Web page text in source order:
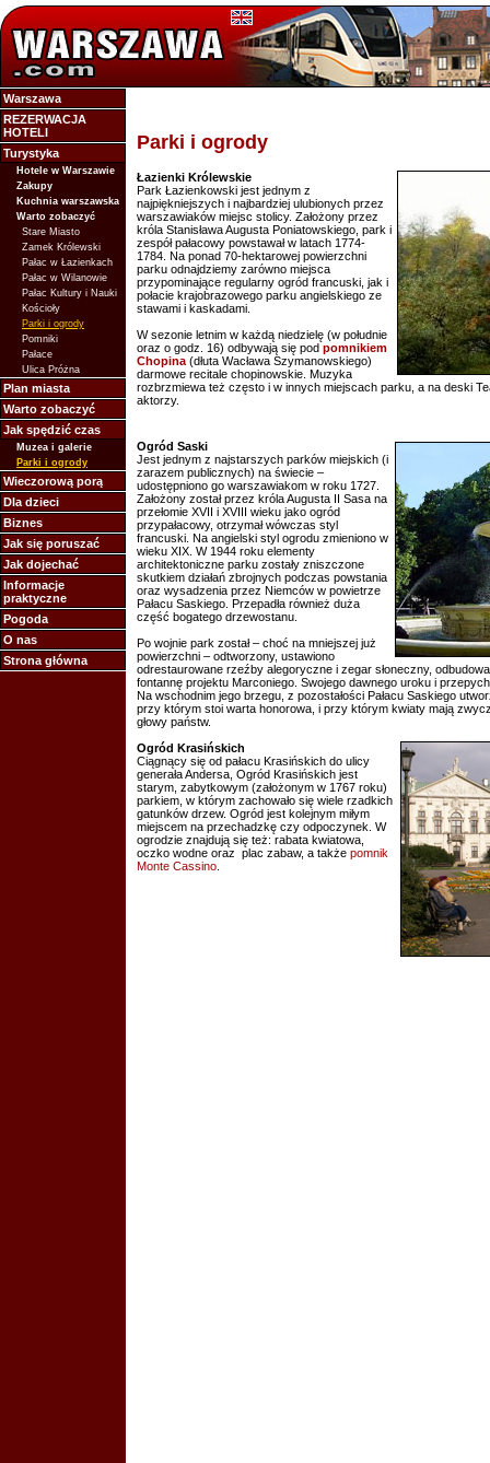
Warszawa
REZERWACJA
HOTELI
Turystyka
Hotele w Warszawie
Zakupy
Kuchnia warszawska
Warto zobaczyć
Stare Miasto
Zamek Królewski
Pałac w Łazienkach
Pałac w Wilanowie
Pałac Kultury i Nauki
Kościoły
Parki i ogrody
Pomniki
Pałace
Ulica Próżna
Plan miasta
Warto zobaczyć
Jak spędzić czas
Muzea i galerie
Parki i ogrody
Wieczorową porą
Dla dzieci
Biznes
Jak się poruszać
Jak dojechać
Informacje
praktyczne
Pogoda
O nas
Strona główna
Parki i ogrody
Łazienki Królewskie
Park Łazienkowski jest jednym z
najpiękniejszych i najbardziej ulubionych przez
warszawiaków miejsc stolicy. Założony przez
króla Stanisława Augusta Poniatowskiego, park i
zespół pałacowy powstawał w latach 1774-
1784. Na ponad 70-hektarowej powierzchni
parku odnajdziemy zarówno miejsca
przypominające regularny ogród francuski, jak i
połacie krajobrazowego parku angielskiego ze
stawami i kaskadami.
W sezonie letnim w każdą niedzielę (w południe
oraz o godz. 16) odbywają się pod pomnikiem
Chopina (dłuta Wacława Szymanowskiego)
darmowe recitale chopinowskie. Muzyka
rozbrzmiewa też często i w innych miejscach parku, a na deski
aktorzy.
Ogród Saski
Jest jednym z najstarszych parków miejskich (i
zarazem publicznych) na świecie –
udostępniono go warszawiakom w roku 1727.
Założony został przez króla Augusta II Sasa na
przełomie XVII i XVIII wieku jako ogród
przypałacowy, otrzymał wówczas styl
francuski. Na angielski styl ogrodu zmieniono w
wieku XIX. W 1944 roku elementy
architektoniczne parku zostały zniszczone
skutkiem działań zbrojnych podczas powstania
oraz wysadzenia przez Niemców w powietrze
Pałacu Saskiego. Przepadła również duża
część bogatego drzewostanu.
Po wojnie park został – choć na mniejszej już
powierzchni – odtworzony, ustawiono
odrestaurowane rzeźby alegoryczne i zegar słoneczny,
fontannę projektu Marconiego. Swojego dawnego uroku i
Na wschodnim jego brzegu, z pozostałości Pałacu Saskiego
przy którym stoi warta honorowa, i przy którym kwiaty mają
głowy państw.
Ogród Krasińskich
Ciągnący się od pałacu Krasińskich do ulicy
generała Andersa, Ogród Krasińskich jest
starym, zabytkowym (założonym w 1767 roku)
parkiem, w którym zachowało się wiele rzadkich
gatunków drzew. Ogród jest kolejnym miłym
miejscem na przechadzkę czy odpoczynek. W
ogrodzie znajdują się też: rabata kwiatowa,
oczko wodne oraz plac zabaw, a także pomnik
Monte Cassino